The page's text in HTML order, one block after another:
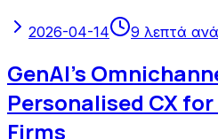
2026-04-14 9 λεπτά
GenAI's
Personalised CX
Firms